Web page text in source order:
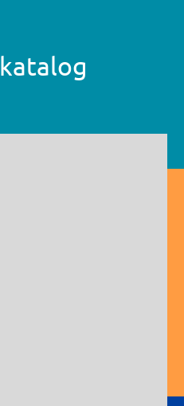
katalog